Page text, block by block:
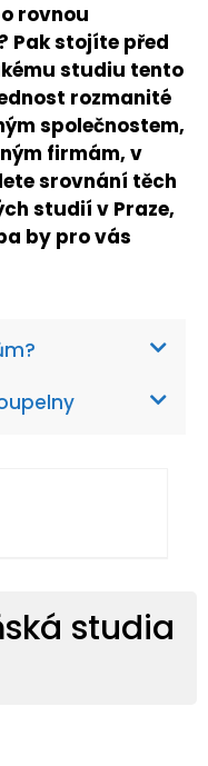
rovnou
Pak stojíte před
studiu tento
rozmanité
společnostem,
firmám, v
srovnání těch
studií v Praze,
by pro vás
studia